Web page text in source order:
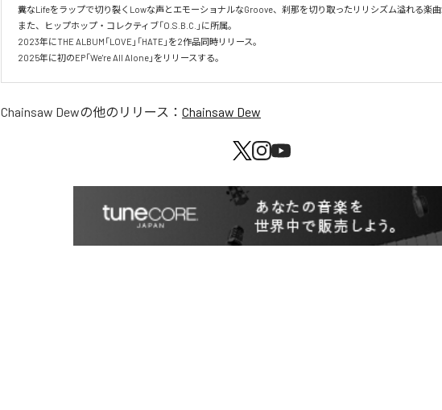
糞なLifeをラップで切り裂くLowな声とエモーショナルなGroove、刹那を切り取ったリリシズム溢れる楽曲
また、ヒップホップ・コレクティブ「O.S.B.C.」に所属。
2023年にTHE ALBUM「LOVE」「HATE」を2作品同時リリース。
2025年に初のEP「We're All Alone」をリリースする。
Chainsaw Dewの他のリリース： Chainsaw Dew